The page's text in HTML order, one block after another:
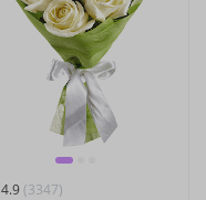
4.9 (3347)